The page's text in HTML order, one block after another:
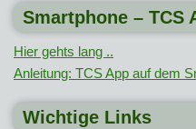
Smartphone – TCS
Hier gehts lang ..
Anleitung: TCS App auf dem
Wichtige Links